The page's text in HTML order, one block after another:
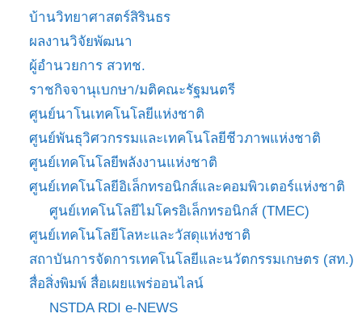
บ้านวิทยาศาสตร์สิรินธร
ผลงานวิจัยพัฒนา
ผู้อำนวยการ สวทช.
ราชกิจจานุเบกษา/มติคณะรัฐมนตรี
ศูนย์นาโนเทคโนโลยีแห่งชาติ
ศูนย์พันธุวิศวกรรมและเทคโนโลยีชีวภาพแห่งชาติ
ศูนย์เทคโนโลยีพลังงานแห่งชาติ
ศูนย์เทคโนโลยีอิเล็กทรอนิกส์และคอมพิวเตอร์แห่งชาติ
ศูนย์เทคโนโลยีไมโครอิเล็กทรอนิกส์ (TMEC)
ศูนย์เทคโนโลยีโลหะและวัสดุแห่งชาติ
สถาบันการจัดการเทคโนโลยีและนวัตกรรมเกษตร (สท.)
สื่อสิ่งพิมพ์ สื่อเผยแพร่ออนไลน์
NSTDA RDI e-NEWS